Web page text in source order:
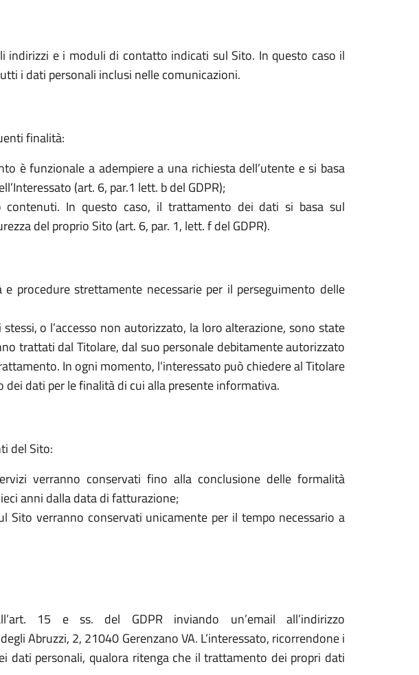
indirizzi e i moduli di contatto indicati sul Sito. In questo caso il
i dati personali inclusi nelle comunicazioni.
finalità:
è funzionale a adempiere a una richiesta dell’utente e si basa
(art. 6, par.1 lett. b del GDPR);
In questo caso, il trattamento dei dati si basa sul
del proprio Sito (art. 6, par. 1, lett. f del GDPR).
procedure strettamente necessarie per il perseguimento delle
o l’accesso non autorizzato, la loro alterazione, sono state
trattati dal Titolare, dal suo personale debitamente autorizzato
In ogni momento, l’interessato può chiedere al Titolare
dati per le finalità di cui alla presente informativa.
del Sito:
verranno conservati fino alla conclusione delle formalità
anni dalla data di fatturazione;
verranno conservati unicamente per il tempo necessario a
15 e ss. del GDPR inviando un’email all’indirizzo
Abruzzi, 2, 21040 Gerenzano VA. L’interessato, ricorrendone i
dati personali, qualora ritenga che il trattamento dei propri dati